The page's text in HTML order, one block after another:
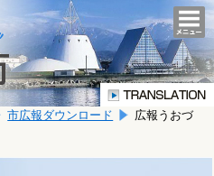
市広報ダウンロード
広報うおづ